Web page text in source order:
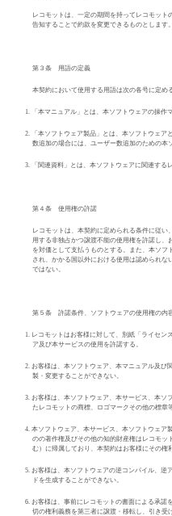
レコモットは、一定の期間を持ってレコモット
告知することで約款を変更できるものとします。
第３条 用語の定義
本契約において使用する用語は次の各号に定め
1. 「本マニュアル」とは、本ソフトウェアの操作
2.
「本ソフトウェア製品」とは、本ソフトウェ
数追加の場合には、ユーザー数追加のための本
3. 「関連資料」とは、本ソフトウェアに関連する
第４条 使用権の許諾
レコモットは、本契約に定められる条件に従
用する非独占かつ譲渡不能の使用権を許諾し
を対価として支払うものとする。また、本ソ
され、かかる国以外における使用は認められな
ではない。
第５条 許諾条件、ソフトウェアの使用権の内
1. レコモットはお客様に対して、別紙「ライセン
ア及び本サービスの使用を許諾する。
2. お客様は、本ソフトウェア、本マニュアル及び
製・変更することができない。
3. お客様は、本ソフトウェア、本サービス、本ソ
たレコモットの商標、ロゴマークその他の標章
4. 本ソフトウェア、本サービス、本ソフトウェア
のの著作権及びその他の知的財産権はレコモ
む）に帰属しており、本契約はお客様にその権
5. お客様は、本ソフトウェアの逆コンパイル、逆
ドを生成することができない。
6. お客様は、事前にレコモットの書面による承諾
切の権利義務を第三者に譲渡・移転し、引き受